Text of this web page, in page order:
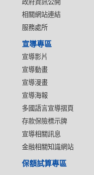
政府資訊公開
相關網站連結
服務處所
宣導專區
宣導影片
宣導動畫
宣導漫畫
宣導海報
多國語言宣導摺頁
存款保險標示牌
宣導相關訊息
金融相關知識網站
保額試算專區